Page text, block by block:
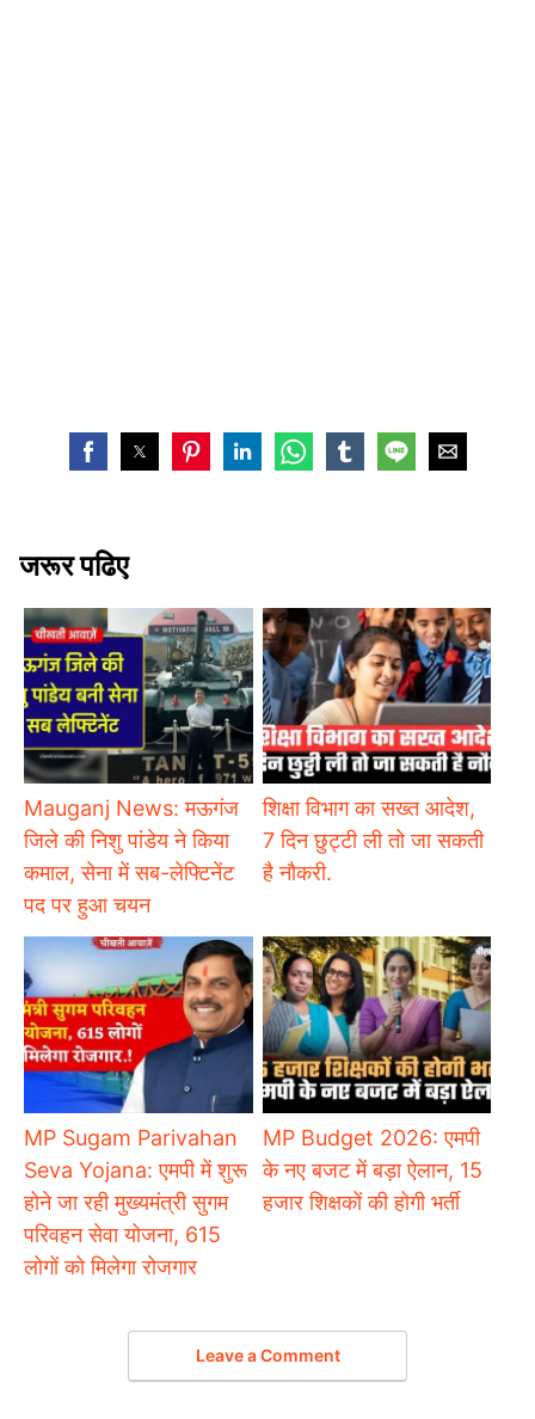
जरूर पढिए
Mauganj News: मऊगंज
जिले की निशु पांडेय ने किया
कमाल, सेना में सब-लेफ्टिनेंट
पद पर हुआ चयन
शिक्षा विभाग का सख्त आदेश,
7 दिन छुट्टी ली तो जा सकती
है नौकरी.
MP Sugam Parivahan
Seva Yojana: एमपी में शुरू
होने जा रही मुख्यमंत्री सुगम
परिवहन सेवा योजना, 615
लोगों को मिलेगा रोजगार
MP Budget 2026: एमपी
के नए बजट में बड़ा ऐलान, 15
हजार शिक्षकों की होगी भर्ती
Leave a Comment